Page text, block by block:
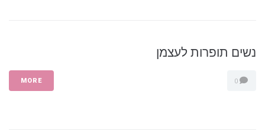
נשים תופרות לעצמן
MORE